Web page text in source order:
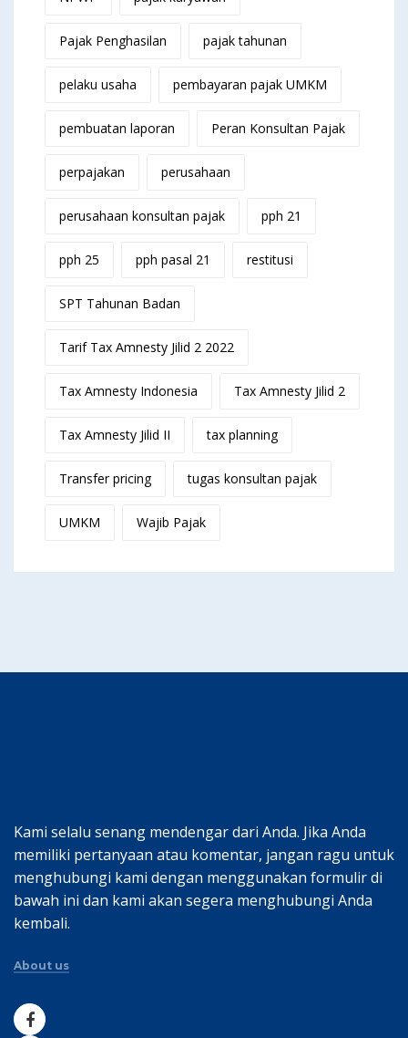
Pajak Penghasilan pajak tahunan
pelaku usaha pembayaran pajak UMKM
pembuatan laporan Peran Konsultan Pajak
perpajakan perusahaan
perusahaan konsultan pajak pph 21
pph 25 pph pasal 21 restitusi
SPT Tahunan Badan
Tarif Tax Amnesty Jilid 2 2022
Tax Amnesty Indonesia Tax Amnesty Jilid 2
Tax Amnesty Jilid II tax planning
Transfer pricing tugas konsultan pajak
UMKM Wajib Pajak
Kami selalu senang mendengar dari Anda. Jika Anda
memiliki pertanyaan atau komentar, jangan ragu untuk
menghubungi kami dengan menggunakan formulir di
bawah ini dan kami akan segera menghubungi Anda
kembali.
About us